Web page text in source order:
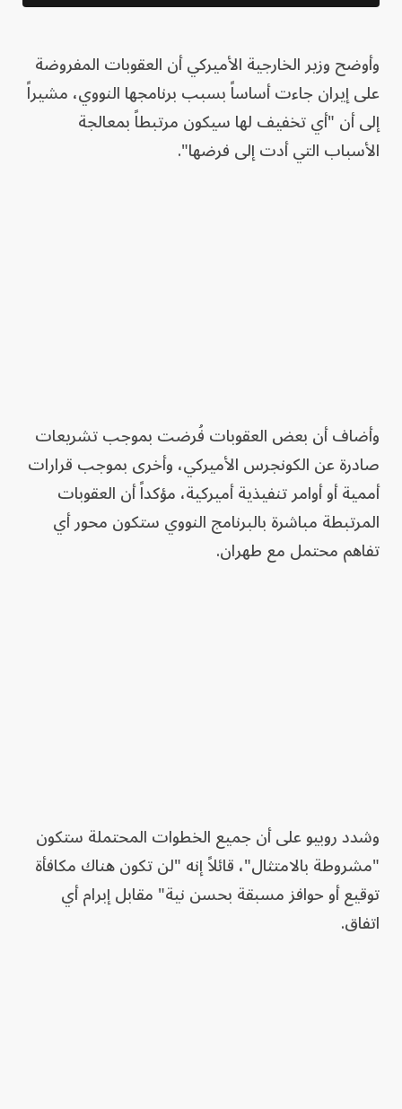
وأوضح وزير الخارجية الأميركي أن العقوبات المفروضة
على إيران جاءت أساساً بسبب برنامجها النووي، مشيراً
إلى أن "أي تخفيف لها سيكون مرتبطاً بمعالجة
الأسباب التي أدت إلى فرضها".
وأضاف أن بعض العقوبات فُرضت بموجب تشريعات
صادرة عن الكونجرس الأميركي، وأخرى بموجب قرارات
أممية أو أوامر تنفيذية أميركية، مؤكداً أن العقوبات
المرتبطة مباشرة بالبرنامج النووي ستكون محور أي
تفاهم محتمل مع طهران.
وشدد روبيو على أن جميع الخطوات المحتملة ستكون
"مشروطة بالامتثال"، قائلاً إنه "لن تكون هناك مكافأة
توقيع أو حوافز مسبقة بحسن نية" مقابل إبرام أي
اتفاق.